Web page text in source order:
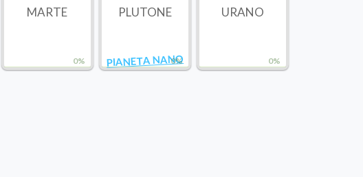
0%
MARTE
0%
PIANETA NANO
PLUTONE
0%
URANO